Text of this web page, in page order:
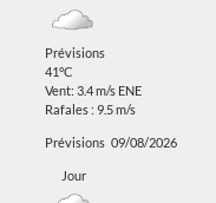
Prévisions
41°C
Vent: 3.4 m/s ENE
Rafales : 9.5 m/s
Prévisions 09/08/2026
Jour